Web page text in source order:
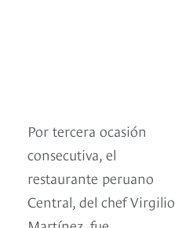
Por tercera ocasión
consecutiva, el
restaurante peruano
Central, del chef Virgilio